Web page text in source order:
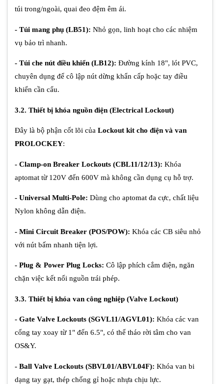
túi trong/ngoài, quai đeo đệm êm ái.
- Túi mang phụ (LB51): Nhỏ gọn, linh hoạt cho các nhiệm
vụ bảo trì nhanh.
- Túi che nút điều khiển (LB12): Đường kính 18", lót PVC,
chuyên dụng để cô lập nút dừng khẩn cấp hoặc tay điều
khiển cần cẩu.
3.2. Thiết bị khóa nguồn điện (Electrical Lockout)
Đây là bộ phận cốt lõi của Lockout kit cho điện và van
PROLOCKEY:
- Clamp-on Breaker Lockouts (CBL11/12/13): Khóa
aptomat từ 120V đến 600V mà không cần dụng cụ hỗ trợ.
- Universal Multi-Pole: Dùng cho aptomat đa cực, chất liệu
Nylon không dẫn điện.
- Mini Circuit Breaker (POS/POW): Khóa các CB siêu nhỏ
với nút bấm nhanh tiện lợi.
- Plug & Power Plug Locks: Cô lập phích cắm điện, ngăn
chặn việc kết nối nguồn trái phép.
3.3. Thiết bị khóa van công nghiệp (Valve Lockout)
- Gate Valve Lockouts (SGVL11/AGVL01): Khóa các van
cổng tay xoay từ 1" đến 6.5", có thể tháo rời tâm cho van
OS&Y.
- Ball Valve Lockouts (SBVL01/ABVL04F): Khóa van bi
dạng tay gạt, thép chống gỉ hoặc nhựa chịu lực.